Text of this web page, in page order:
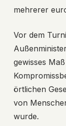
mehrerer
Vor dem
gewisses
örtlichen
von
wurde.